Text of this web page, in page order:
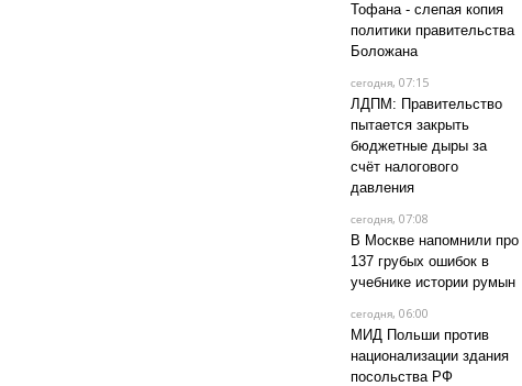
Тофана - слепая копия
политики правительства
Боложана
сегодня, 07:15
ЛДПМ: Правительство
пытается закрыть
бюджетные дыры за
счёт налогового
давления
сегодня, 07:08
В Москве напомнили про
137 грубых ошибок в
учебнике истории румын
сегодня, 06:00
МИД Польши против
национализации здания
посольства РФ